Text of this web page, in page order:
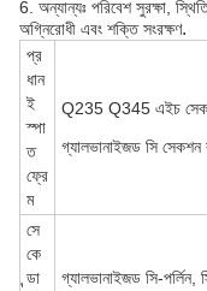
6. অন্যান্যঃ পরিবেশ সুরক্ষা,
অগ্নিরোধী এবং শক্তি সংরক্ষণ.
প্র
ধান
ই
স্পা
ত
ফ্রে
ম
Q235 Q345 এইচ
গ্যালভানাইজড সি সেকশন
সে
কে
ন্ডা
গ্যালভানাইজড সি-পর্লিন,